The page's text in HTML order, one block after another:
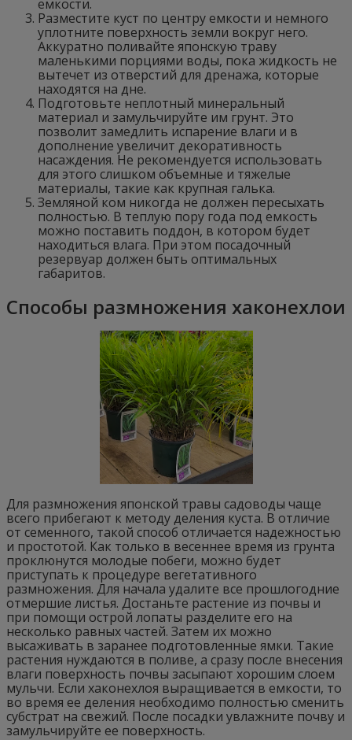
емкости.
Разместите куст по центру емкости и немного
уплотните поверхность земли вокруг него.
Аккуратно поливайте японскую траву
маленькими порциями воды, пока жидкость не
вытечет из отверстий для дренажа, которые
находятся на дне.
Подготовьте неплотный минеральный
материал и замульчируйте им грунт. Это
позволит замедлить испарение влаги и в
дополнение увеличит декоративность
насаждения. Не рекомендуется использовать
для этого слишком объемные и тяжелые
материалы, такие как крупная галька.
Земляной ком никогда не должен пересыхать
полностью. В теплую пору года под емкость
можно поставить поддон, в котором будет
находиться влага. При этом посадочный
резервуар должен быть оптимальных
габаритов.
Способы размножения хаконехлои
Для размножения японской травы садоводы чаще
всего прибегают к методу деления куста. В отличие
от семенного, такой способ отличается надежностью
и простотой. Как только в весеннее время из грунта
проклюнутся молодые побеги, можно будет
приступать к процедуре вегетативного
размножения. Для начала удалите все прошлогодние
отмершие листья. Достаньте растение из почвы и
при помощи острой лопаты разделите его на
несколько равных частей. Затем их можно
высаживать в заранее подготовленные ямки. Такие
растения нуждаются в поливе, а сразу после внесения
влаги поверхность почвы засыпают хорошим слоем
мульчи. Если хаконехлоя выращивается в емкости, то
во время ее деления необходимо полностью сменить
субстрат на свежий. После посадки увлажните почву и
замульчируйте ее поверхность.